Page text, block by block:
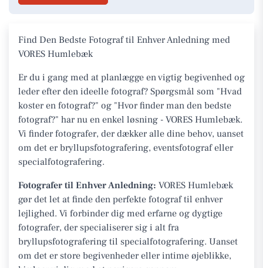
Find Den Bedste Fotograf til Enhver Anledning med
VORES Humlebæk
Er du i gang med at planlægge en vigtig begivenhed og
leder efter den ideelle fotograf? Spørgsmål som "Hvad
koster en fotograf?" og "Hvor finder man den bedste
fotograf?" har nu en enkel løsning - VORES Humlebæk.
Vi finder fotografer, der dækker alle dine behov, uanset
om det er bryllupsfotografering, eventsfotograf eller
specialfotografering.
Fotografer til Enhver Anledning: VORES Humlebæk
gør det let at finde den perfekte fotograf til enhver
lejlighed. Vi forbinder dig med erfarne og dygtige
fotografer, der specialiserer sig i alt fra
bryllupsfotografering til specialfotografering. Uanset
om det er store begivenheder eller intime øjeblikke,